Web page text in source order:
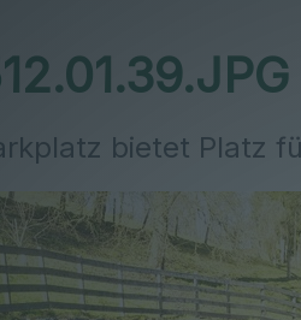
bietet Platz